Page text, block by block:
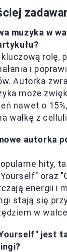
muzyka w
rolę,
i
Autorka
może
nawet o
walkę z
autorka
hity,
oraz
energii i
stają się
w
jest